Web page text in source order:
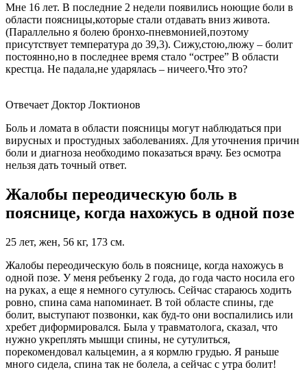
Мне 16 лет. В последние 2 недели появились ноющие боли в
области поясницы,которые стали отдавать вниз живота.
(Параллельно я болею бронхо-пневмонией,поэтому
присутствует температура до 39,3). Сижу,стою,люжу – болит
постоянно,но в последнее время стало “острее” В области
крестца. Не падала,не ударялась – ничеего.Что это?
Отвечает Доктор Локтионов
Боль и ломата в области поясницы могут наблюдаться при
вирусных и простудных заболеваниях. Для уточнения причин
боли и диагноза необходимо показаться врачу. Без осмотра
нельзя дать точный ответ.
Жалобы переодическую боль в
пояснице, когда нахожусь в одной позе
25 лет, жен, 56 кг, 173 см.
Жалобы переодическую боль в пояснице, когда нахожусь в
одной позе. У меня ребъенку 2 года, до года часто носила его
на руках, а еще я немного сутулюсь. Сейчас стараюсь ходить
ровно, спина сама напоминает. В той областе спины, где
болит, выступают позвонки, как буд-то они воспалились или
хребет диформировался. Была у травматолога, сказал, что
нужно укреплять мышци спины, не сутулиться,
порекомендовал кальцемин, а я кормлю грудью. Я раньше
много сидела, спина так не болела, а сейчас с утра болит!